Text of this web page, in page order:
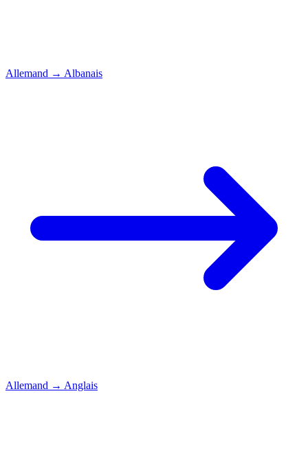
Allemand → Albanais
Allemand → Anglais